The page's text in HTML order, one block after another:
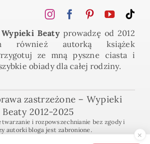
Wypieki Beaty prowadzę od 2012
również autorką książek
ze mną pyszne ciasta i
obiady dla całej rodziny.
zastrzeżone – Wypieki
Beaty 2012-2025
i rozpowszechnianie bez zgody i
autorki bloga jest zabronione.
×